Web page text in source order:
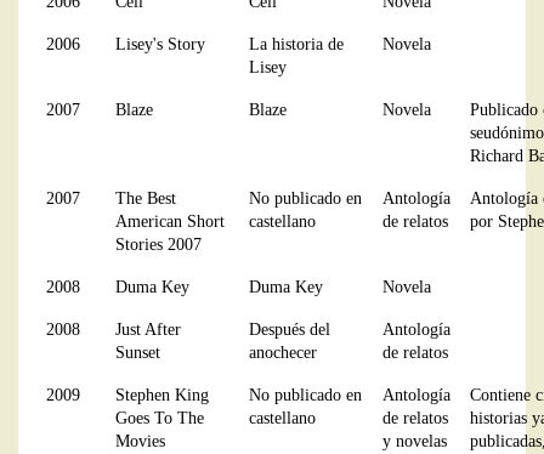
2006 Lisey's Story
La historia de
Lisey
Novela
2007 Blaze Blaze Novela
Publicado
Richard
2007
The Best
American Short
Stories 2007
No publicado en
castellano
Antología
de relatos
Antología
por
2008 Duma Key Duma Key Novela
2008
Just After
Sunset
Después del
anochecer
Antología
de relatos
2009
Stephen King
Goes To The
Movies
No publicado en
castellano
Antología
de relatos
y novelas
Contiene
historias